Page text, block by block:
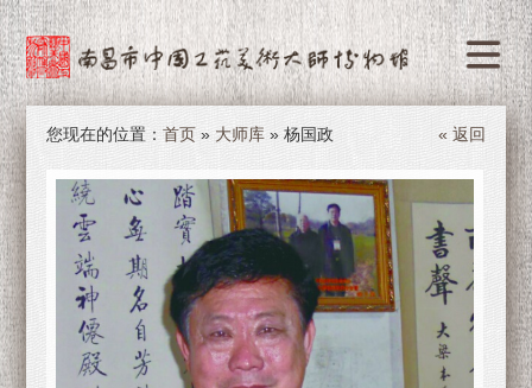
您现在的位置： 首页» 大师库» 杨国政 « 返回